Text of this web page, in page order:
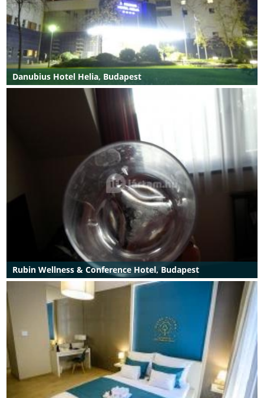
Danubius Hotel Helia, Budapest
Rubin Wellness & Conference Hotel, Budapest